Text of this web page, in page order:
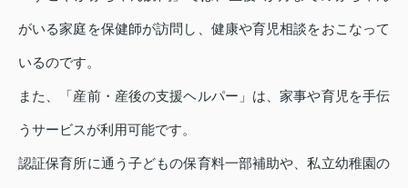
がいる家庭を保健師が訪問し、健康や育児相談をおこなって
いるのです。
また、「産前・産後の支援ヘルパー」は、家事や育児を手伝
うサービスが利用可能です。
認証保育所に通う子どもの保育料一部補助や、私立幼稚園の